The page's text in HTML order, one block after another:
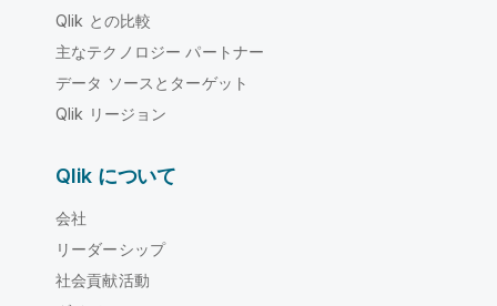
Qlik との比較
主なテクノロジー パートナー
データ ソースとターゲット
Qlik リージョン
Qlik について
会社
リーダーシップ
社会貢献活動